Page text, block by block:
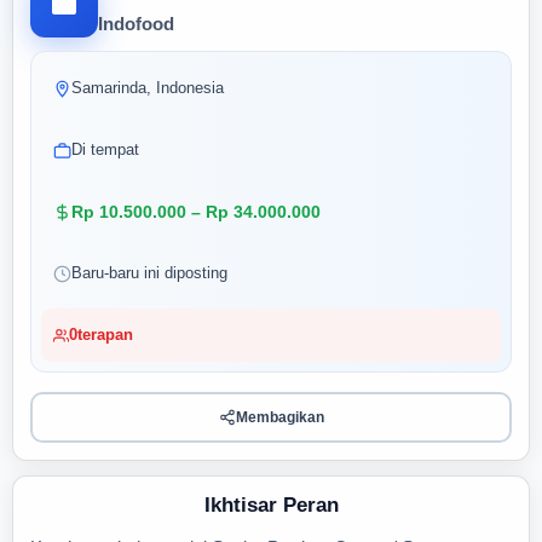
Indofood
Samarinda, Indonesia
Di tempat
Rp 10.500.000 – Rp 34.000.000
Baru-baru ini diposting
0terapan
Membagikan
Ikhtisar Peran